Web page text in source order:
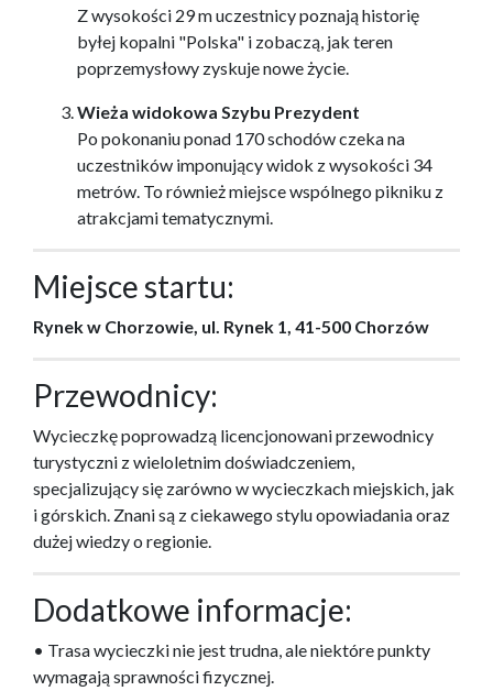
Z wysokości 29 m uczestnicy poznają historię
byłej kopalni "Polska" i zobaczą, jak teren
poprzemysłowy zyskuje nowe życie.
Wieża widokowa Szybu Prezydent
Po pokonaniu ponad 170 schodów czeka na
uczestników imponujący widok z wysokości 34
metrów. To również miejsce wspólnego pikniku z
atrakcjami tematycznymi.
Miejsce startu:
Rynek w Chorzowie, ul. Rynek 1, 41-500 Chorzów
Przewodnicy:
Wycieczkę poprowadzą licencjonowani przewodnicy
turystyczni z wieloletnim doświadczeniem,
specjalizujący się zarówno w wycieczkach miejskich, jak
i górskich. Znani są z ciekawego stylu opowiadania oraz
dużej wiedzy o regionie.
Dodatkowe informacje:
• Trasa wycieczki nie jest trudna, ale niektóre punkty
wymagają sprawności fizycznej.